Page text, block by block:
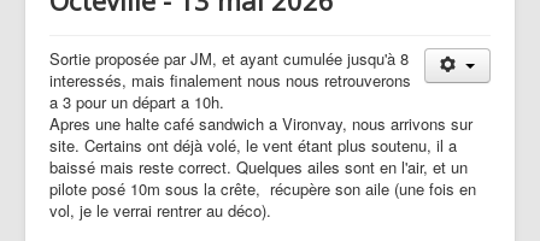
Voler
Nos activités
Gestion des risques
Liens
Agenda
Contacts
Sortie proposée par JM, et ayant cumulée jusqu'à 8
interessés, mais finalement nous nous retrouverons
a 3 pour un départ a 10h.
Apres une halte café sandwich a Vironvay, nous arrivons sur
site. Certains ont déjà volé, le vent étant plus soutenu, il a
baissé mais reste correct. Quelques ailes sont en l'air, et un
pilote posé 10m sous la crête, récupère son aile (une fois en
vol, je le verrai rentrer au déco).